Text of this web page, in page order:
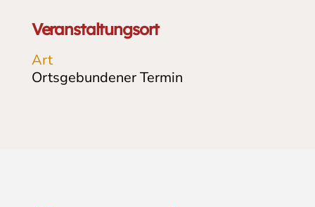
Veranstaltungsort
Art
Ortsgebundener Termin